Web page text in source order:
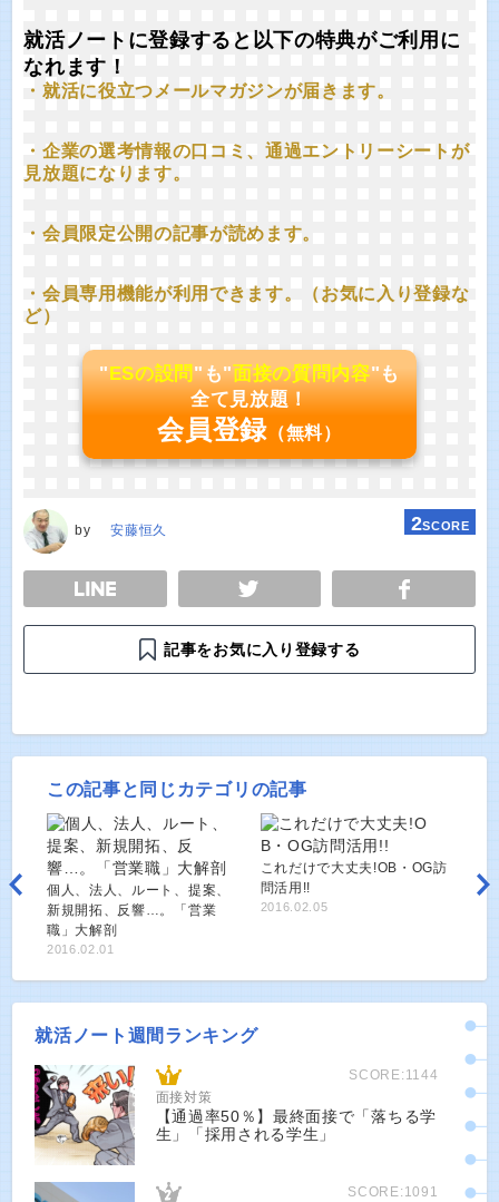
就活ノートに登録すると以下の特典がご利用に
なれます！
・就活に役立つメールマガジンが届きます。
・企業の選考情報の口コミ、通過エントリーシートが
見放題になります。
・会員限定公開の記事が読めます。
・会員専用機能が利用できます。（お気に入り登録な
ど）
"ESの設問"も"面接の質問内容"も
全て見放題！
会員登録 （無料）
by 安藤恒久 2SCORE
TWEET
記事をお気に入り登録する
この記事と同じカテゴリの記事
個人、法人、ルート、提案、
新規開拓、反響…。「営業
職」大解剖
2016.02.01
これだけで大丈夫!OB・OG訪
問活用!!
2016.02.05
就活ノート週間ランキング
SCORE:1144
面接対策
【通過率50％】最終面接で「落ちる学
生」「採用される学生」
SCORE:1091